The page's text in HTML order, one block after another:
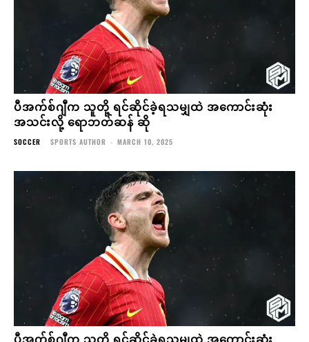
ပီအက်စ်ဂျီက သူတို့ ရင်ဆိုင်ခဲ့ရသမျှထဲ အကောင်းဆုံး
အသင်းလို့ ရောဘတ်ဆန် ဆို
SOCCER SPORTS AUTHOR - MARCH 10, 2025
ပီအက်စ်ဂျီက သူတို့ ရင်ဆိုင်ခဲ့ရသမျှထဲ အကောင်းဆုံး